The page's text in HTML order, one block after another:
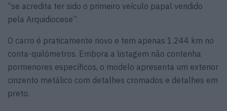
“se acredita ter sido o primeiro veículo papal vendido
pela Arquidiocese”.
O carro é praticamente novo e tem apenas 1.244 km no
conta-quilómetros. Embora a listagem não contenha
pormenores específicos, o modelo apresenta um exterior
cinzento metálico com detalhes cromados e detalhes em
preto.